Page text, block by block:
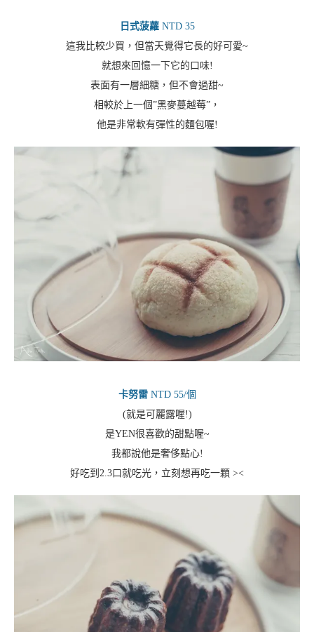
日式菠蘿 NTD 35
這我比較少買，但當天覺得它長的好可愛~
就想來回憶一下它的口味!
表面有一層細糖，但不會過甜~
相較於上一個”黑麥蔓越莓”，
他是非常軟有彈性的麵包喔!
卡努雷 NTD 55/個
(就是可麗露喔!)
是YEN很喜歡的甜點喔~
我都說他是奢侈點心!
好吃到2.3口就吃光，立刻想再吃一顆 ><